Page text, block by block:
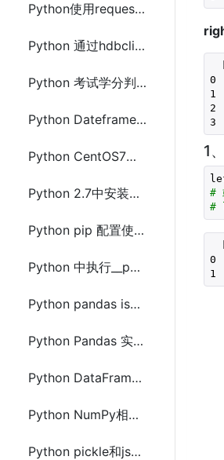
Python使用requests、urllib2、httplib2、http.client执行Get和Post请求
Python 通过hdbcli配置连接SAP HANA数据库方法及示例代码
Python 考试学分判断中if-elif重复代码减少优化简化方法
Python Dateframe列中匹配查找数据(list)添加新列的方法
Python CentOS7上安装pip3的推荐的简单方法
Python 2.7中安装pip的方法及步骤
Python pip 配置使用国内镜像源
Python 中执行__peg_parser__报错SyntaxError: You found it!
Python pandas isna() 和 isnull() 区别
Python Pandas 实现两个DataFrame连接(INNER (LEFT RIGHT FULL) OUTER) JOIN
Python DataFrame 单元格为空(null)修改指定单元格的值的方法
Python NumPy相对于list列表的优势介绍
Python pickle和json模块配置及使用
0
1
2
1
#
#
0
1